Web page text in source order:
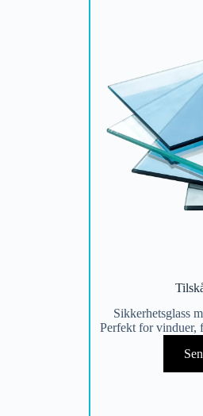
Sikkerhetsglass
Perfekt for vinduer,